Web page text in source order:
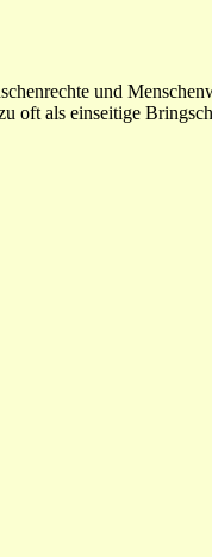
und
als einseitige